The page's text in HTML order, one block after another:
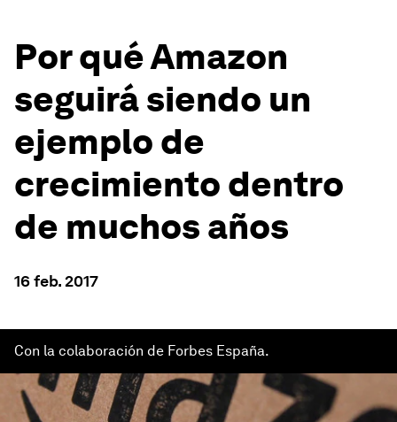
Por qué Amazon
seguirá siendo un
ejemplo de
crecimiento dentro
de muchos años
16 feb. 2017
Con la colaboración de Forbes España.